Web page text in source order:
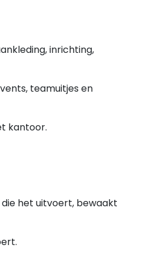
inrichting,
teamuitjes en
kantoor.
het uitvoert, bewaakt